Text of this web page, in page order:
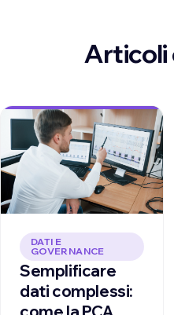
Articoli
DATI E
GOVERNANCE
Semplificare
dati complessi: